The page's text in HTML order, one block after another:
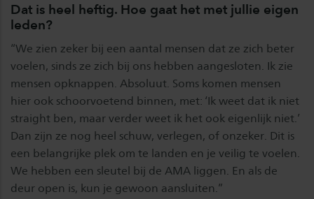
Dat is heel heftig. Hoe gaat het met jullie eigen
leden?
“We zien zeker bij een aantal mensen dat ze zich beter
voelen, sinds ze zich bij ons hebben aangesloten. Ik zie
mensen opknappen. Absoluut. Soms komen mensen
hier ook schoorvoetend binnen, met: ‘Ik weet dat ik niet
straight ben, maar verder weet ik het ook eigenlijk niet.’
Dan zijn ze nog heel schuw, verlegen, of onzeker. Dit is
een belangrijke plek om te landen en je veilig te voelen.
We hebben een sleutel bij de AMA liggen. En als de
deur open is, kun je gewoon aansluiten.”